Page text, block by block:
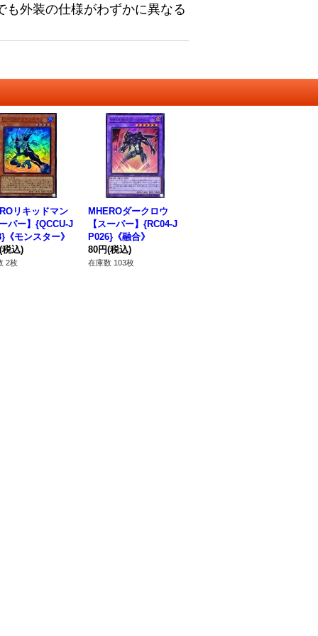
外装の仕様がわずかに異なる
リキッドマン
パー】{QCCU-J
《モンスター》
(税込)
2枚
MHEROダークロウ
【スーパー】{RC04-J
P026}《融合》
80円(税込)
在庫数 103枚